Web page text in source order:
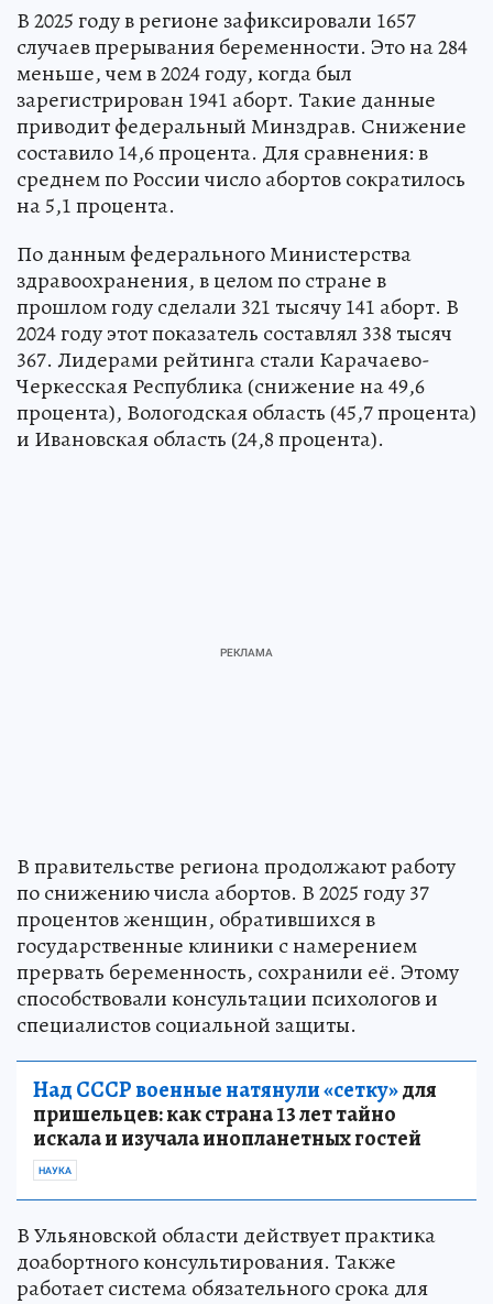
В 2025 году в регионе зафиксировали 1657
случаев прерывания беременности. Это на 284
меньше, чем в 2024 году, когда был
зарегистрирован 1941 аборт. Такие данные
приводит федеральный Минздрав. Снижение
составило 14,6 процента. Для сравнения: в
среднем по России число абортов сократилось
на 5,1 процента.
По данным федерального Министерства
здравоохранения, в целом по стране в
прошлом году сделали 321 тысячу 141 аборт. В
2024 году этот показатель составлял 338 тысяч
367. Лидерами рейтинга стали Карачаево-
Черкесская Республика (снижение на 49,6
процента), Вологодская область (45,7 процента)
и Ивановская область (24,8 процента).
В правительстве региона продолжают работу
по снижению числа абортов. В 2025 году 37
процентов женщин, обратившихся в
государственные клиники с намерением
прервать беременность, сохранили её. Этому
способствовали консультации психологов и
специалистов социальной защиты.
Над СССР военные натянули «сетку»для
пришельцев: как страна 13 лет тайно
искала и изучала инопланетных гостей
НАУКА
В Ульяновской области действует практика
доабортного консультирования. Также
работает система обязательного срока для